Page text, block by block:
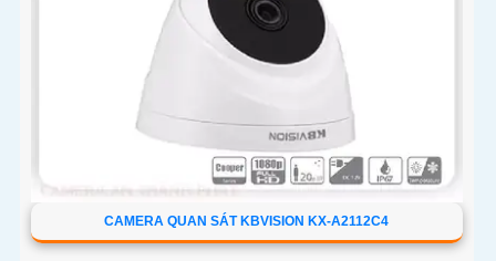
CAMERA QUAN SÁT KBVISION KX-A2112C4